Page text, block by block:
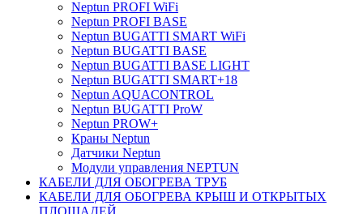
Neptun PROFI WiFi
Neptun PROFI BASE
Neptun BUGATTI SMART WiFi
Neptun BUGATTI BASE
Neptun BUGATTI BASE LIGHT
Neptun BUGATTI SMART+18
Neptun AQUACONTROL
Neptun BUGATTI ProW
Neptun PROW+
Краны Neptun
Датчики Neptun
Модули управления NEPTUN
КАБЕЛИ ДЛЯ ОБОГРЕВА ТРУБ
КАБЕЛИ ДЛЯ ОБОГРЕВА КРЫШ И ОТКРЫТЫХ
ПЛОЩАДЕЙ